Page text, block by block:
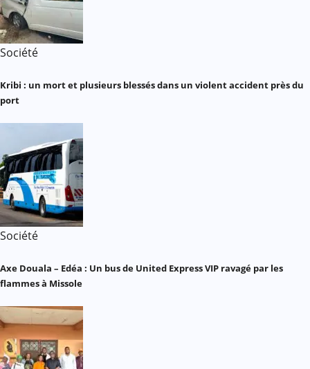
Société
Kribi : un mort et plusieurs blessés dans un violent accident près du
port
Société
Axe Douala – Edéa : Un bus de United Express VIP ravagé par les
flammes à Missole